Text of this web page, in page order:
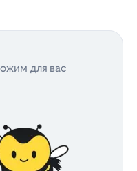
для вас